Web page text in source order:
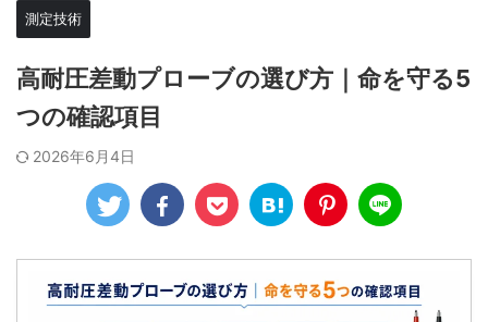
測定技術
高耐圧差動プローブの選び方｜命を守る5
つの確認項目
2026年6月4日